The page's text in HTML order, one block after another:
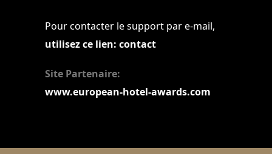
Pour contacter le support par e-mail,
utilisez ce lien: contact
Site Partenaire:
www.european-hotel-awards.com